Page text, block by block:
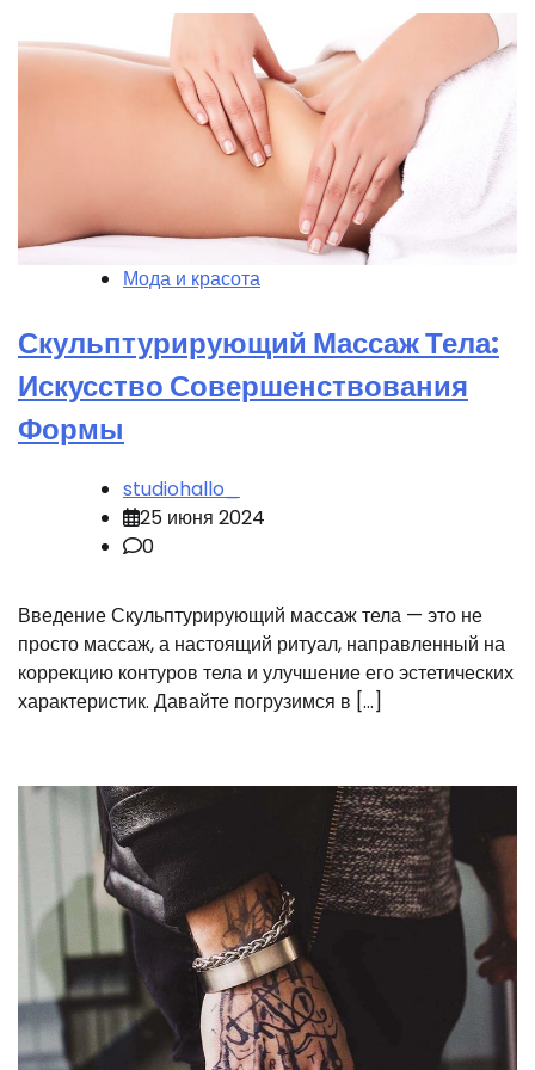
Мода и красота
Скульптурирующий Массаж Тела:
Искусство Совершенствования
Формы
studiohallo_
25 июня 2024
0
Введение Скульптурирующий массаж тела — это не
просто массаж, а настоящий ритуал, направленный на
коррекцию контуров тела и улучшение его эстетических
характеристик. Давайте погрузимся в […]